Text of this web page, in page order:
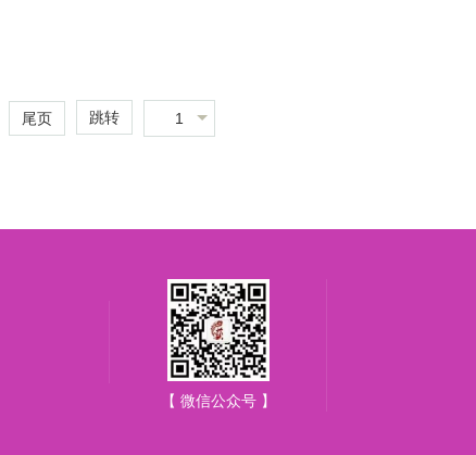
尾页 跳转 1
【 微信公众号 】